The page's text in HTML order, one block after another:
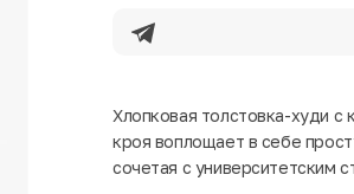
Хлопковая толстовка-худи
кроя воплощает в себе
сочетая с университетским